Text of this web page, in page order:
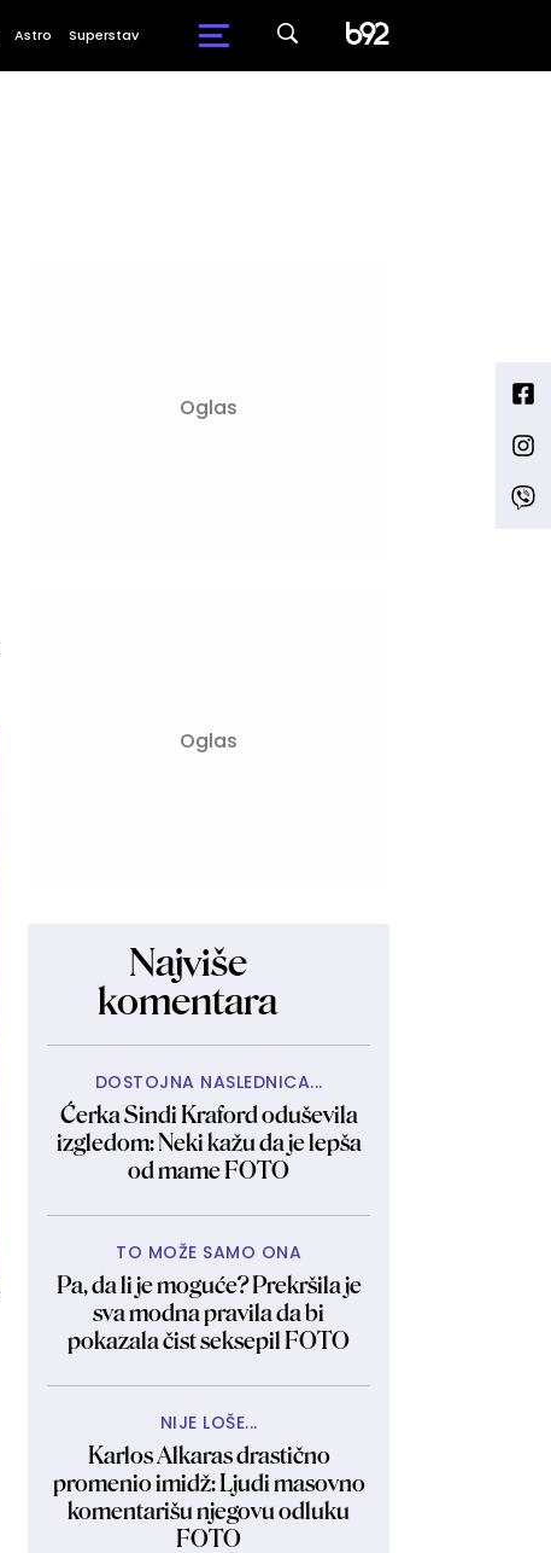
Astro Superstav
Najviše
komentara
DOSTOJNA NASLEDNICA...
Ćerka Sindi Kraford oduševila
izgledom: Neki kažu da je lepša
od mame FOTO
TO MOŽE SAMO ONA
Pa, da li je moguće? Prekršila je
sva modna pravila da bi
pokazala čist seksepil FOTO
NIJE LOŠE...
Karlos Alkaras drastično
promenio imidž: Ljudi masovno
komentarišu njegovu odluku
FOTO